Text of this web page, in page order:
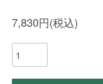
7,830円(税込)